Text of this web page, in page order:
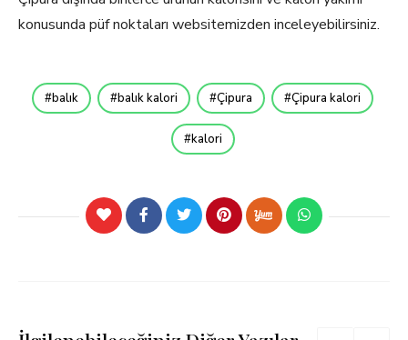
konusunda püf noktaları websitemizden inceleyebilirsiniz.
balık balık kalori Çipura Çipura kalori
kalori